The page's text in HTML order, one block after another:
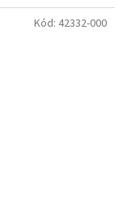
Kód: 42332-000